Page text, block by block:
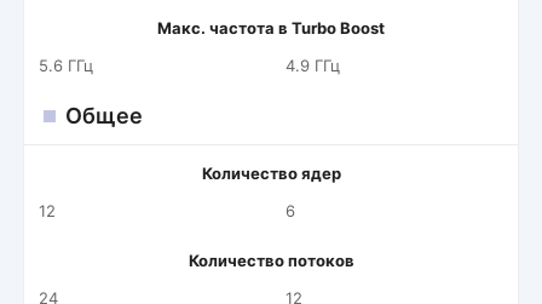
Макс. частота в Turbo Boost
5.6 ГГц
4.9 ГГц
Общее
Количество ядер
12
6
Количество потоков
24
12